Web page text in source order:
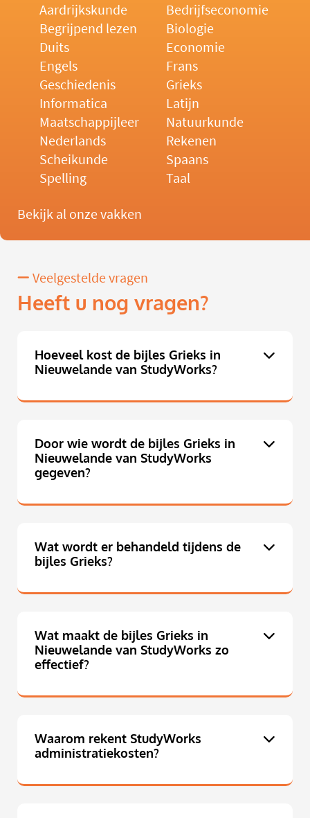
Aardrijkskunde
Bedrijfseconomie
Begrijpend lezen
Biologie
Duits
Economie
Engels
Frans
Geschiedenis
Grieks
Informatica
Latijn
Maatschappijleer
Natuurkunde
Nederlands
Rekenen
Scheikunde
Spaans
Spelling
Taal
Bekijk al onze vakken
Veelgestelde vragen
Heeft u nog vragen?
Hoeveel kost de bijles Grieks in
Nieuwelande van StudyWorks?
Door wie wordt de bijles Grieks in
Nieuwelande van StudyWorks
gegeven?
Wat wordt er behandeld tijdens de
bijles Grieks?
Wat maakt de bijles Grieks in
Nieuwelande van StudyWorks zo
effectief?
Waarom rekent StudyWorks
administratiekosten?